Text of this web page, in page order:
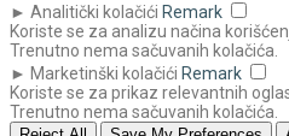
► Analitički kolačići Remark
Koriste se za analizu načina
Trenutno nema sačuvanih kolačića.
► Marketinški kolačići Remark
Koriste se za prikaz relevantnih
Trenutno nema sačuvanih kolačića.